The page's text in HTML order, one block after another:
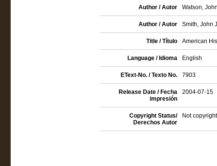
Author / Autor
Watson,
Author / Autor Smith, John
Title / Título American
Language / Idioma English
EText-No. / Texto No. 7903
Release Date / Fecha
impresión
2004-07-15
Copyright Status/
Derechos Autor
Not